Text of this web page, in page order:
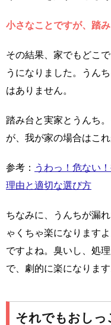
小さなことですが、踏
その結果、家でもどこ
うになりました。うん
はありません。
踏み台と実家とうんち
が、我が家の場合はこ
参考： うわっ！危ない
理由と適切な選び方
ちなみに、うんちが漏
ゃくちゃ楽になります
ですよね。臭いし、処
で、劇的に楽になります
それでもおしっ